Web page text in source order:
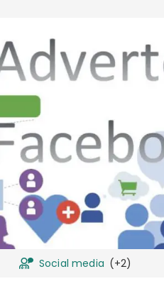
Social media (+2)